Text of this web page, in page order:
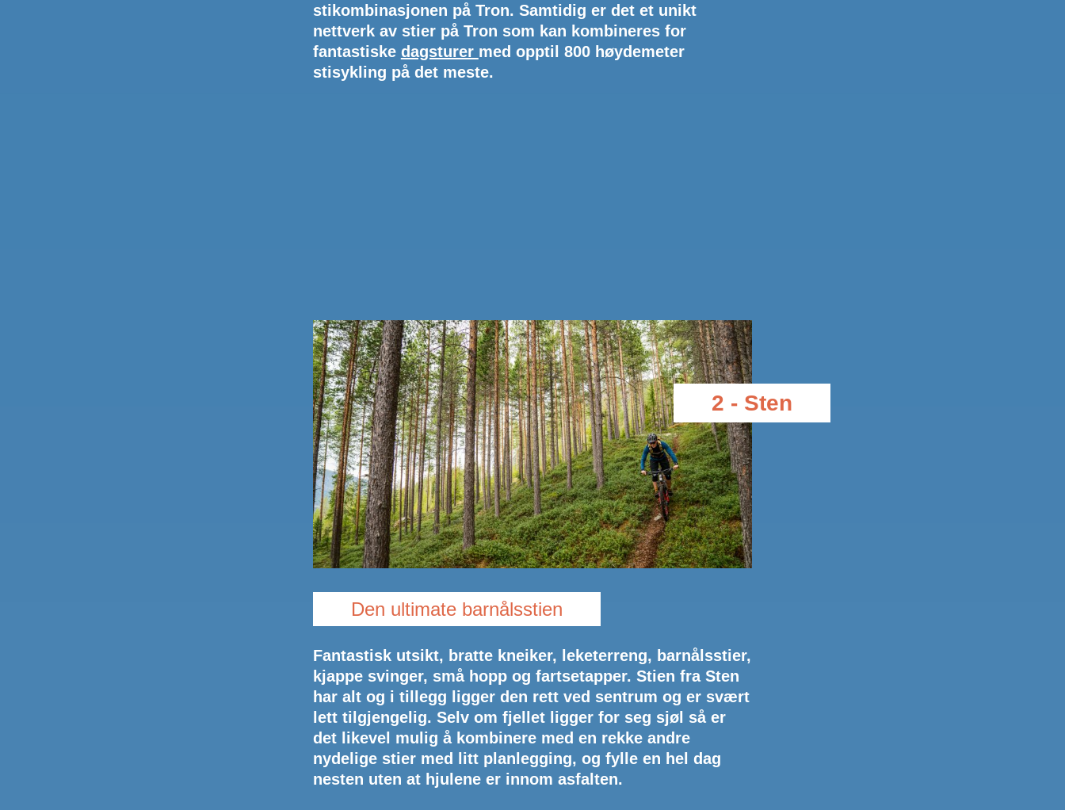
stikombinasjonen på Tron. Samtidig er det et unikt
nettverk av stier på Tron som kan kombineres for
fantastiske dagsturer med opptil 800 høydemeter
stisykling på det meste.
2 - Sten
Den ultimate barnålsstien
Fantastisk utsikt, bratte kneiker, leketerreng, barnålsstier,
kjappe svinger, små hopp og fartsetapper. Stien fra Sten
har alt og i tillegg ligger den rett ved sentrum og er svært
lett tilgjengelig. Selv om fjellet ligger for seg sjøl så er
det likevel mulig å kombinere med en rekke andre
nydelige stier med litt planlegging, og fylle en hel dag
nesten uten at hjulene er innom asfalten.